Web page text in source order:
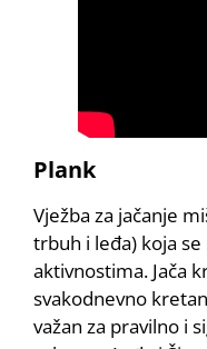
Plank
Vježba za jačanje
trbuh i leđa) koja
aktivnostima. Jača
svakodnevno
važan za pravilno i